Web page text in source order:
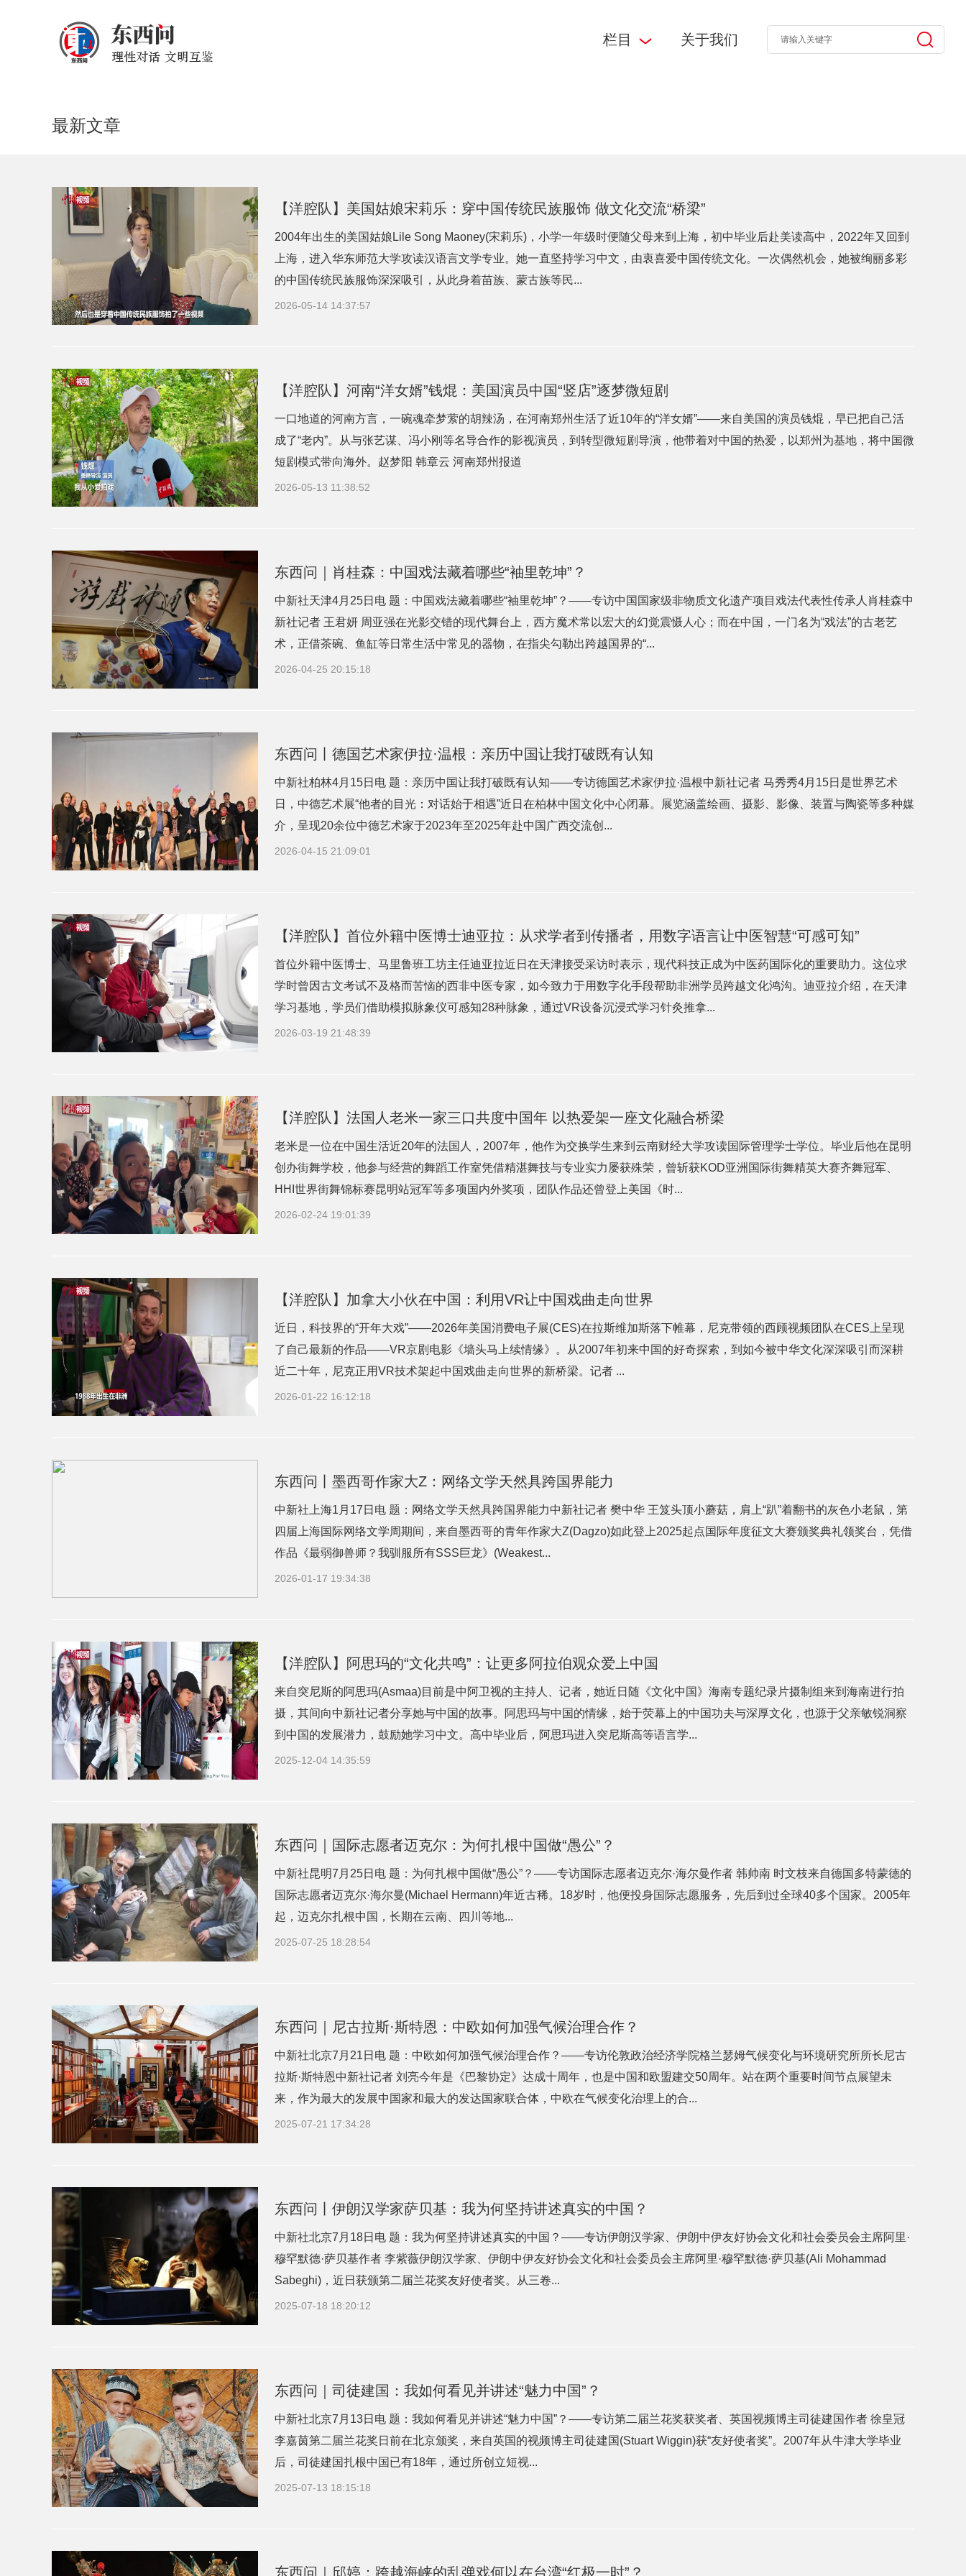
栏目 关于我们
最新文章
【洋腔队】美国姑娘宋莉乐：穿中国传统民族服饰 做文化交流“桥梁”
2004年出生的美国姑娘Lile Song Maoney(宋莉乐)，小学一年级时便随父母来到上海，初中毕业后赴美读高中，2022年又回到
上海，进入华东师范大学攻读汉语言文学专业。她一直坚持学习中文，由衷喜爱中国传统文化。一次偶然机会，她被绚丽多彩
的中国传统民族服饰深深吸引，从此身着苗族、蒙古族等民...
2026-05-14 14:37:57
【洋腔队】河南“洋女婿”钱焜：美国演员中国“竖店”逐梦微短剧
一口地道的河南方言，一碗魂牵梦萦的胡辣汤，在河南郑州生活了近10年的“洋女婿”——来自美国的演员钱焜，早已把自己活
成了“老内”。从与张艺谋、冯小刚等名导合作的影视演员，到转型微短剧导演，他带着对中国的热爱，以郑州为基地，将中国微
短剧模式带向海外。赵梦阳 韩章云 河南郑州报道
2026-05-13 11:38:52
东西问｜肖桂森：中国戏法藏着哪些“袖里乾坤”？
中新社天津4月25日电 题：中国戏法藏着哪些“袖里乾坤”？——专访中国国家级非物质文化遗产项目戏法代表性传承人肖桂森中
新社记者 王君妍 周亚强在光影交错的现代舞台上，西方魔术常以宏大的幻觉震慑人心；而在中国，一门名为“戏法”的古老艺
术，正借茶碗、鱼缸等日常生活中常见的器物，在指尖勾勒出跨越国界的“...
2026-04-25 20:15:18
东西问丨德国艺术家伊拉·温根：亲历中国让我打破既有认知
中新社柏林4月15日电 题：亲历中国让我打破既有认知——专访德国艺术家伊拉·温根中新社记者 马秀秀4月15日是世界艺术
日，中德艺术展“他者的目光：对话始于相遇”近日在柏林中国文化中心闭幕。展览涵盖绘画、摄影、影像、装置与陶瓷等多种媒
介，呈现20余位中德艺术家于2023年至2025年赴中国广西交流创...
2026-04-15 21:09:01
【洋腔队】首位外籍中医博士迪亚拉：从求学者到传播者，用数字语言让中医智慧“可感可知”
首位外籍中医博士、马里鲁班工坊主任迪亚拉近日在天津接受采访时表示，现代科技正成为中医药国际化的重要助力。这位求
学时曾因古文考试不及格而苦恼的西非中医专家，如今致力于用数字化手段帮助非洲学员跨越文化鸿沟。迪亚拉介绍，在天津
学习基地，学员们借助模拟脉象仪可感知28种脉象，通过VR设备沉浸式学习针灸推拿...
2026-03-19 21:48:39
【洋腔队】法国人老米一家三口共度中国年 以热爱架一座文化融合桥梁
老米是一位在中国生活近20年的法国人，2007年，他作为交换学生来到云南财经大学攻读国际管理学士学位。毕业后他在昆明
创办街舞学校，他参与经营的舞蹈工作室凭借精湛舞技与专业实力屡获殊荣，曾斩获KOD亚洲国际街舞精英大赛齐舞冠军、
HHI世界街舞锦标赛昆明站冠军等多项国内外奖项，团队作品还曾登上美国《时...
2026-02-24 19:01:39
【洋腔队】加拿大小伙在中国：利用VR让中国戏曲走向世界
近日，科技界的“开年大戏”——2026年美国消费电子展(CES)在拉斯维加斯落下帷幕，尼克带领的西顾视频团队在CES上呈现
了自己最新的作品——VR京剧电影《墙头马上续情缘》。从2007年初来中国的好奇探索，到如今被中华文化深深吸引而深耕
近二十年，尼克正用VR技术架起中国戏曲走向世界的新桥梁。记者 ...
2026-01-22 16:12:18
东西问丨墨西哥作家大Z：网络文学天然具跨国界能力
中新社上海1月17日电 题：网络文学天然具跨国界能力中新社记者 樊中华 王笈头顶小蘑菇，肩上“趴”着翻书的灰色小老鼠，第
四届上海国际网络文学周期间，来自墨西哥的青年作家大Z(Dagzo)如此登上2025起点国际年度征文大赛颁奖典礼领奖台，凭借
作品《最弱御兽师？我驯服所有SSS巨龙》(Weakest...
2026-01-17 19:34:38
【洋腔队】阿思玛的“文化共鸣”：让更多阿拉伯观众爱上中国
来自突尼斯的阿思玛(Asmaa)目前是中阿卫视的主持人、记者，她近日随《文化中国》海南专题纪录片摄制组来到海南进行拍
摄，其间向中新社记者分享她与中国的故事。阿思玛与中国的情缘，始于荧幕上的中国功夫与深厚文化，也源于父亲敏锐洞察
到中国的发展潜力，鼓励她学习中文。高中毕业后，阿思玛进入突尼斯高等语言学...
2025-12-04 14:35:59
东西问｜国际志愿者迈克尔：为何扎根中国做“愚公”？
中新社昆明7月25日电 题：为何扎根中国做“愚公”？——专访国际志愿者迈克尔·海尔曼作者 韩帅南 时文枝来自德国多特蒙德的
国际志愿者迈克尔·海尔曼(Michael Hermann)年近古稀。18岁时，他便投身国际志愿服务，先后到过全球40多个国家。2005年
起，迈克尔扎根中国，长期在云南、四川等地...
2025-07-25 18:28:54
东西问｜尼古拉斯·斯特恩：中欧如何加强气候治理合作？
中新社北京7月21日电 题：中欧如何加强气候治理合作？——专访伦敦政治经济学院格兰瑟姆气候变化与环境研究所所长尼古
拉斯·斯特恩中新社记者 刘亮今年是《巴黎协定》达成十周年，也是中国和欧盟建交50周年。站在两个重要时间节点展望未
来，作为最大的发展中国家和最大的发达国家联合体，中欧在气候变化治理上的合...
2025-07-21 17:34:28
东西问丨伊朗汉学家萨贝基：我为何坚持讲述真实的中国？
中新社北京7月18日电 题：我为何坚持讲述真实的中国？——专访伊朗汉学家、伊朗中伊友好协会文化和社会委员会主席阿里·
穆罕默德·萨贝基作者 李紫薇伊朗汉学家、伊朗中伊友好协会文化和社会委员会主席阿里·穆罕默德·萨贝基(Ali Mohammad
Sabeghi)，近日获颁第二届兰花奖友好使者奖。从三卷...
2025-07-18 18:20:12
东西问｜司徒建国：我如何看见并讲述“魅力中国”？
中新社北京7月13日电 题：我如何看见并讲述“魅力中国”？——专访第二届兰花奖获奖者、英国视频博主司徒建国作者 徐皇冠
李嘉茵第二届兰花奖日前在北京颁奖，来自英国的视频博主司徒建国(Stuart Wiggin)获“友好使者奖”。2007年从牛津大学毕业
后，司徒建国扎根中国已有18年，通过所创立短视...
2025-07-13 18:15:18
东西问｜邱婷：跨越海峡的乱弹戏何以在台湾“红极一时”？